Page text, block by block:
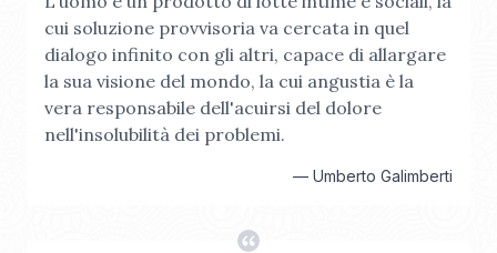
cui soluzione provvisoria va cercata in quel
dialogo infinito con gli altri, capace di allargare
la sua visione del mondo, la cui angustia è la
vera responsabile dell'acuirsi del dolore
nell'insolubilità dei problemi.
— Umberto Galimberti